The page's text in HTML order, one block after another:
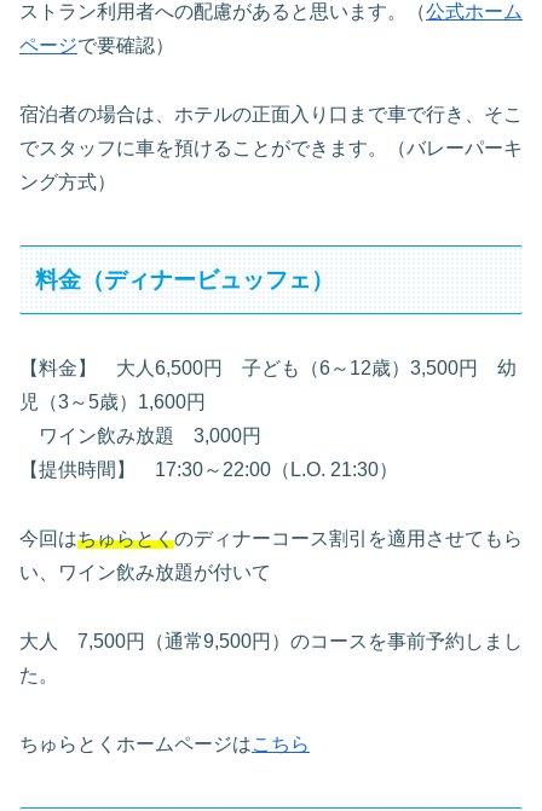
ストラン利用者への配慮があると思います。（公式ホーム
ページで要確認）
宿泊者の場合は、ホテルの正面入り口まで車で行き、そこ
でスタッフに車を預けることができます。（バレーパーキ
ング方式）
料金（ディナービュッフェ）
【料金】 大人6,500円 子ども（6～12歳）3,500円 幼
児（3～5歳）1,600円
ワイン飲み放題 3,000円
【提供時間】 17:30～22:00（L.O. 21:30）
今回はちゅらとくのディナーコース割引を適用させてもら
い、ワイン飲み放題が付いて
大人 7,500円（通常9,500円）のコースを事前予約しまし
た。
ちゅらとくホームページはこちら